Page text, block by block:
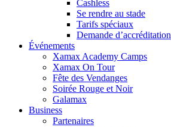
Cashless
Se rendre au stade
Tarifs spéciaux
Demande d’accréditation
Événements
Xamax Academy Camps
Xamax On Tour
Fête des Vendanges
Soirée Rouge et Noir
Galamax
Business
Partenaires